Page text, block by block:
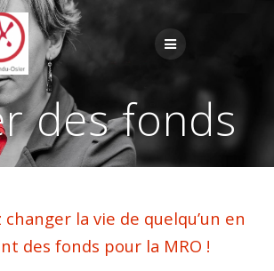
Passer
au
contenu
des fonds
changer la vie de quelqu’un en
des fonds pour la MRO !